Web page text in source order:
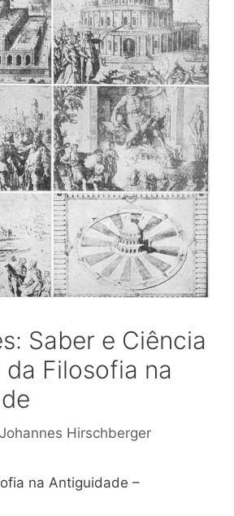
Saber e Ciência
Filosofia na
Johannes Hirschberger
na Antiguidade –